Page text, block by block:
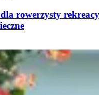
dla rowerzysty